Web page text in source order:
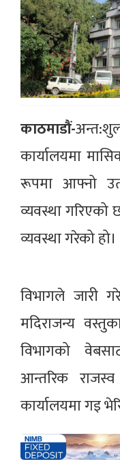
काठमाडौं-
कार्यालयमा
रूपमा आफ्नो
व्यवस्था गरिएको
व्यवस्था गरेको हो।
विभागले जारी
मदिराजन्य
विभागको
आन्तरिक
कार्यालयमा गइ